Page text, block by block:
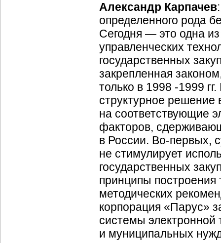
Александр Карпачев
определенного рода
Сегодня — это одна
управленческих
государственных
закрепленная
только в 1998 -1999
структурное решение
на соответствующие
факторов,
в России. Во-первых,
не стимулирует
государственных
принципы построения
методических
корпорация «Парус»
системы электронной
и муниципальных